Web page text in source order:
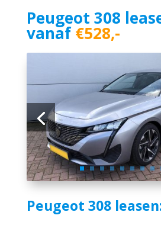
Peugeot 308
vanaf€528,-
Peugeot 308